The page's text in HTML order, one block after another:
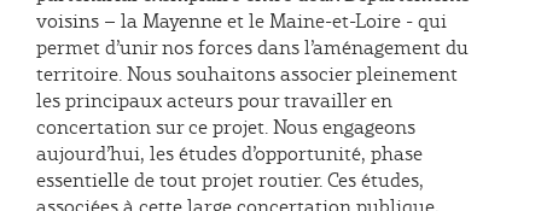
voisins – la Mayenne et le Maine-et-Loire - qui
permet d’unir nos forces dans l’aménagement du
territoire. Nous souhaitons associer pleinement
les principaux acteurs pour travailler en
concertation sur ce projet. Nous engageons
aujourd’hui, les études d’opportunité, phase
essentielle de tout projet routier. Ces études,